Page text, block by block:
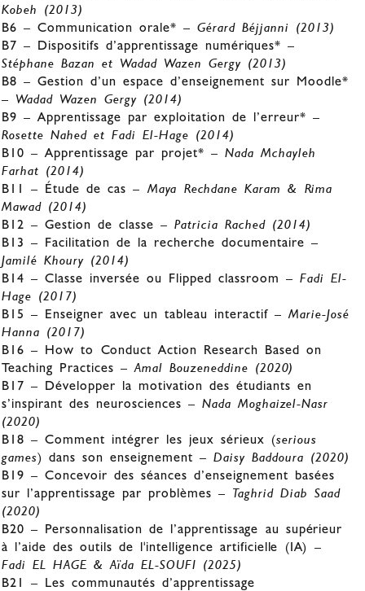
Kobeh (2013)
B6 – Communication orale* –Gérard Béjjanni (2013)
B7 – Dispositifs d’apprentissage numériques* –
Stéphane Bazan et Wadad Wazen Gergy (2013)
B8 – Gestion d’un espace d’enseignement sur Moodle*
–Wadad Wazen Gergy (2014)
B9 – Apprentissage par exploitation de l’erreur* –
Rosette Nahed et Fadi El-Hage (2014)
B10 – Apprentissage par projet* –Nada Mchayleh
Farhat (2014)
B11 – Étude de cas – Maya Rechdane Karam & Rima
Mawad (2014)
B12 – Gestion de classe –Patricia Rached (2014)
B13 – Facilitation de la recherche documentaire –
Jamilé Khoury (2014)
B14 – Classe inversée ou Flipped classroom –Fadi El-
Hage (2017)
B15 – Enseigner avec un tableau interactif –Marie-José
Hanna (2017)
B16 – How to Conduct Action Research Based on
Teaching Practices – Amal Bouzeneddine (2020)
B17 – Développer la motivation des étudiants en
s’inspirant des neurosciences – Nada Moghaizel-Nasr
(2020)
B18 – Comment intégrer les jeux sérieux (serious
games) dans son enseignement –Daisy Baddoura (2020)
B19 – Concevoir des séances d’enseignement basées
sur l’apprentissage par problèmes – Taghrid Diab Saad
(2020)
B20 – Personnalisation de l’apprentissage au supérieur
à l’aide des outils de l'intelligence artificielle (IA) –
Fadi EL HAGE & Aïda EL-SOUFI (2025)
B21 – Les communautés d’apprentissage